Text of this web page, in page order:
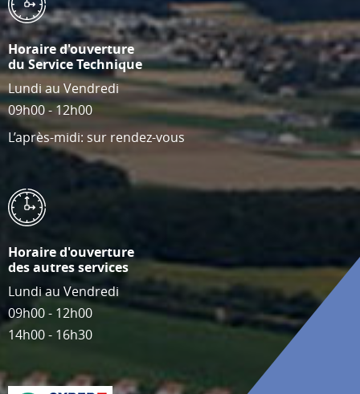
Horaire d'ouverture
du Service Technique
Lundi au Vendredi
09h00 - 12h00
L’après-midi: sur rendez-vous
Horaire d'ouverture
des autres services
Lundi au Vendredi
09h00 - 12h00
14h00 - 16h30